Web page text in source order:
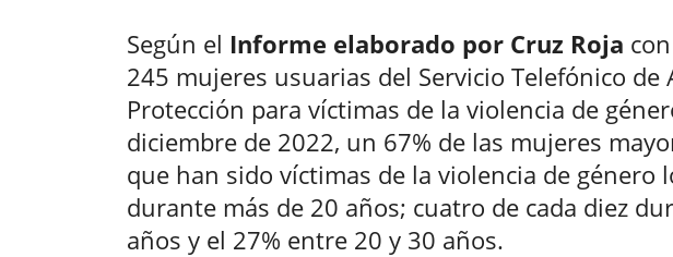
Según el Informe elaborado por Cruz Roja
245 mujeres usuarias del Servicio Telefónico de
Protección para víctimas de la violencia de
diciembre de 2022, un 67% de las mujeres
que han sido víctimas de la violencia de género
durante más de 20 años; cuatro de cada diez
años y el 27% entre 20 y 30 años.